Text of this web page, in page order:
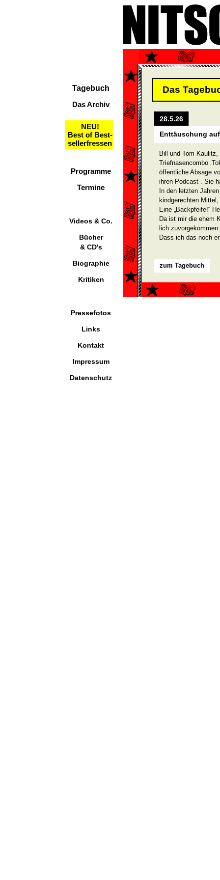
Tagebuch
Das Archiv
NEU!
Best of Best-
sellerfressen
Programme
Termine
Videos & Co.
Bücher
& CD's
Biographie
Kritiken
Pressefotos
Links
Kontakt
Impressum
Datenschutz
Das
28.5.26
Enttäuschung
Bill und Tom
Triefnasencombo
öffentliche Absage
ihren Podcast . Sie
In den letzten
kindgerechten
Eine „Backpfeife!“
Da ist mir die ehem
lich
Dass ich das noch
zum Tagebuch